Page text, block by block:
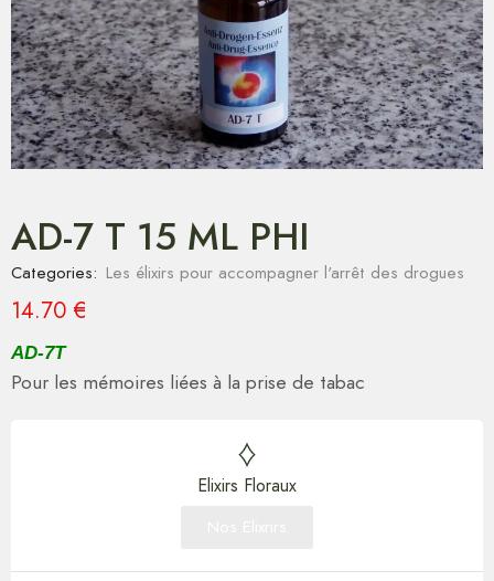
AD-7 T 15 ML PHI
Categories: Les élixirs pour accompagner l'arrêt des drogues
14.70 €
AD-7T
Pour les mémoires liées à la prise de tabac
Elixirs Floraux